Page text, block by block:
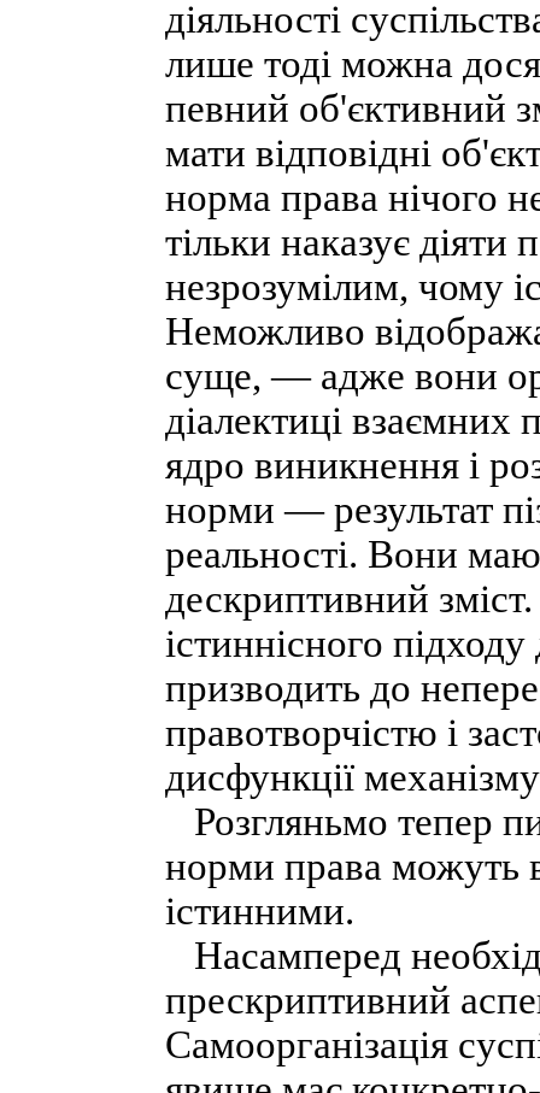
діяльності
лише тоді можна
певний об'єктивний
мати відповідні
норма права нічого
тільки наказує
незрозумілим, чому
Неможливо
суще, — адже вони
діалектиці
ядро виникнення і
норми — результат
реальності. Вони
дескриптивний
істиннісного
призводить до
правотворчістю і
дисфункції
Розгляньмо тепер
норми права можуть
істинними.
Насамперед
прескриптивний
Самоорганізація